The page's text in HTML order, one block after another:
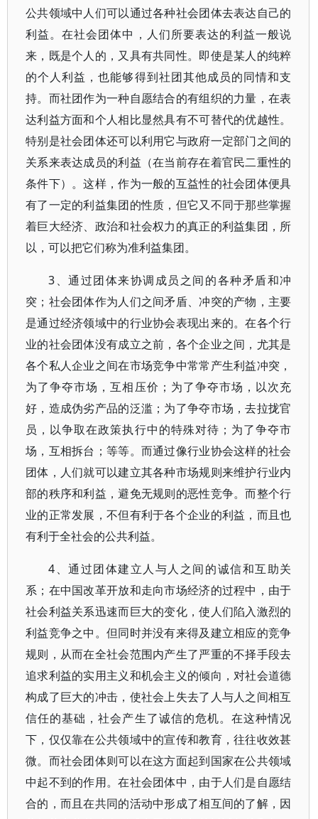
公共领域中人们可以通过各种社会团体去表达自己的
利益。在社会团体中，人们所要表达的利益一般说
来，既是个人的，又具有共同性。即使是某人的纯粹
的个人利益，也能够得到社团其他成员的同情和支
持。而社团作为一种自愿结合的有组织的力量，在表
达利益方面和个人相比显然具有不可替代的优越性。
特别是社会团体还可以利用它与政府一定部门之间的
关系来表达成员的利益（在当前存在着官民二重性的
条件下）。这样，作为一般的互益性的社会团体便具
有了一定的利益集团的性质，但它又不同于那些掌握
着巨大经济、政治和社会权力的真正的利益集团，所
以，可以把它们称为准利益集团。
3、通过团体来协调成员之间的各种矛盾和冲
突；社会团体作为人们之间矛盾、冲突的产物，主要
是通过经济领域中的行业协会表现出来的。在各个行
业的社会团体没有成立之前，各个企业之间，尤其是
各个私人企业之间在市场竞争中常常产生利益冲突，
为了争夺市场，互相压价；为了争夺市场，以次充
好，造成伪劣产品的泛滥；为了争夺市场，去拉拢官
员，以争取在政策执行中的特殊对待；为了争夺市
场，互相拆台；等等。而通过像行业协会这样的社会
团体，人们就可以建立其各种市场规则来维护行业内
部的秩序和利益，避免无规则的恶性竞争。而整个行
业的正常发展，不但有利于各个企业的利益，而且也
有利于全社会的公共利益。
4、通过团体建立人与人之间的诚信和互助关
系；在中国改革开放和走向市场经济的过程中，由于
社会利益关系迅速而巨大的变化，使人们陷入激烈的
利益竞争之中。但同时并没有来得及建立相应的竞争
规则，从而在全社会范围内产生了严重的不择手段去
追求利益的实用主义和机会主义的倾向，对社会道德
构成了巨大的冲击，使社会上失去了人与人之间相互
信任的基础，社会产生了诚信的危机。在这种情况
下，仅仅靠在公共领域中的宣传和教育，往往收效甚
微。而社会团体则可以在这方面起到国家在公共领域
中起不到的作用。在社会团体中，由于人们是自愿结
合的，而且在共同的活动中形成了相互间的了解，因